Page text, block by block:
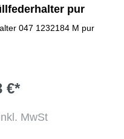
pur
047 1232184 M pur
€*
MwSt